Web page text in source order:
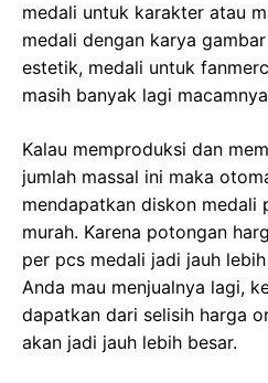
medali untuk karakter atau
medali dengan karya
estetik, medali untuk
masih banyak lagi
Kalau memproduksi dan
jumlah massal ini maka
mendapatkan diskon medali
murah. Karena potongan
per pcs medali jadi jauh
Anda mau menjualnya lagi,
dapatkan dari selisih harga
akan jadi jauh lebih besar.